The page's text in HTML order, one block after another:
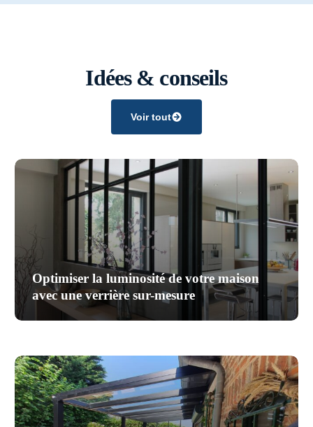
Idées & conseils
Voir tout
Optimiser la luminosité de votre maison
avec une verrière sur-mesure